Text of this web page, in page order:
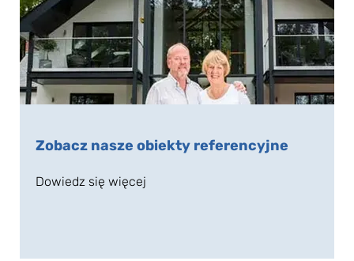
Zobacz nasze obiekty referencyjne
Dowiedz się więcej